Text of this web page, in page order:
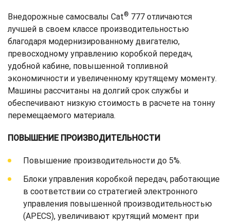
Внедорожные самосвалы Cat® 777 отличаются
лучшей в своем классе производительностью
благодаря модернизированному двигателю,
превосходному управлению коробкой передач,
удобной кабине, повышенной топливной
экономичности и увеличенному крутящему моменту.
Машины рассчитаны на долгий срок службы и
обеспечивают низкую стоимость в расчете на тонну
перемещаемого материала.
ПОВЫШЕНИЕ ПРОИЗВОДИТЕЛЬНОСТИ
Повышение производительности до 5%.
Блоки управления коробкой передач, работающие
в соответствии со стратегией электронного
управления повышенной производительностью
(APECS), увеличивают крутящий момент при